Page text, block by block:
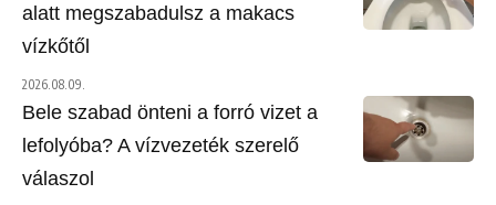
alatt megszabadulsz a makacs
vízkőtől
2026.08.09.
Bele szabad önteni a forró vizet a
lefolyóba? A vízvezeték szerelő
válaszol